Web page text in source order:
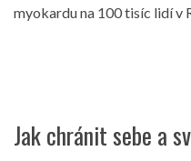
myokardu na 100 tisíc lidí v
Jak chránit sebe a